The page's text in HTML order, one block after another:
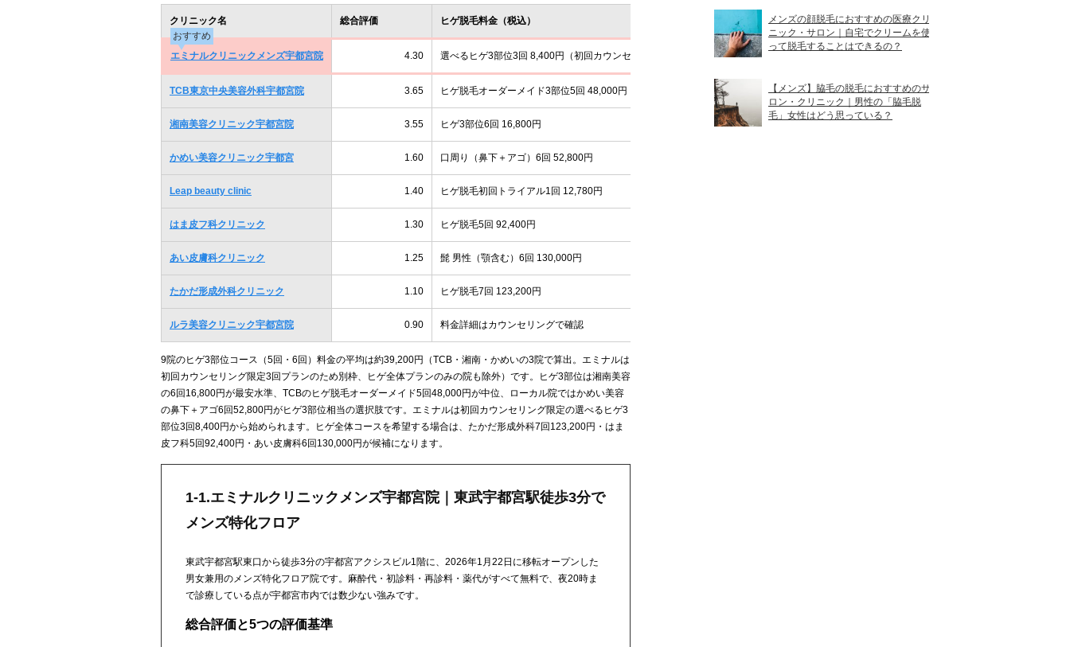
クリニック名 総合評価 ヒゲ脱毛料金（税込）
最寄り駅からのアクセス
おすすめ
エミナルクリニックメンズ宇都宮院
4.30 選べるヒゲ3部位3回 8,400円（初回カウンセリング限定） 東武宇都宮駅東口 徒歩3分
TCB東京中央美容外科宇都宮院 3.65 ヒゲ脱毛オーダーメイド3部位5回 48,000円 JR宇都宮駅西口 徒歩1分
湘南美容クリニック宇都宮院 3.55 ヒゲ3部位6回 16,800円 JR宇都宮駅東口 徒歩4分
かめい美容クリニック宇都宮 1.60 口周り（鼻下＋アゴ）6回 52,800円
Leap beauty clinic 1.40 ヒゲ脱毛初回トライアル1回 12,780円
はま皮フ科クリニック 1.30 ヒゲ脱毛5回 92,400円
あい皮膚科クリニック 1.25 髭 男性（顎含む）6回 130,000円
たかだ形成外科クリニック 1.10 ヒゲ脱毛7回 123,200円
ルラ美容クリニック宇都宮院 0.90 料金詳細はカウンセリングで確認
9院のヒゲ3部位コース（5回・6回）料金の平均は約39,200円（TCB・湘南・かめいの3院で算出。エミナルは
初回カウンセリング限定3回プランのため別枠、ヒゲ全体プランのみの院も除外）です。ヒゲ3部位は湘南美容
の6回16,800円が最安水準、TCBのヒゲ脱毛オーダーメイド5回48,000円が中位、ローカル院ではかめい美容
の鼻下＋アゴ6回52,800円がヒゲ3部位相当の選択肢です。エミナルは初回カウンセリング限定の選べるヒゲ3
部位3回8,400円から始められます。ヒゲ全体コースを希望する場合は、たかだ形成外科7回123,200円・はま
皮フ科5回92,400円・あい皮膚科6回130,000円が候補になります。
1-1.エミナルクリニックメンズ宇都宮院｜東武宇都宮駅徒歩3分で
メンズ特化フロア
東武宇都宮駅東口から徒歩3分の宇都宮アクシスビル1階に、2026年1月22日に移転オープンした
男女兼用のメンズ特化フロア院です。麻酔代・初診料・再診料・薬代がすべて無料で、夜20時ま
で診療している点が宇都宮市内では数少ない強みです。
総合評価と5つの評価基準
メンズの顔脱毛におすすめの医療クリ
ニック・サロン｜自宅でクリームを使
って脱毛することはできるの？
【メンズ】脇毛の脱毛におすすめのサ
ロン・クリニック｜男性の「脇毛脱
毛」女性はどう思っている？